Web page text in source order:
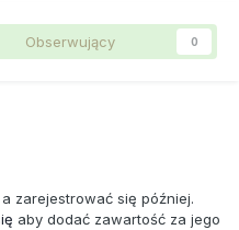
Obserwujący 0
zarejestrować się później.
aby dodać zawartość za jego